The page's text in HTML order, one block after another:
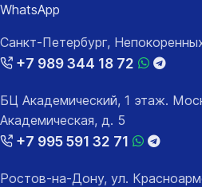
WhatsApp
Санкт-Петербург,
+7 989 344 18 72
БЦ Академический, 1 этаж.
Академическая, д. 5
+7 995 591 32 71
Ростов-на-Дону, ул.